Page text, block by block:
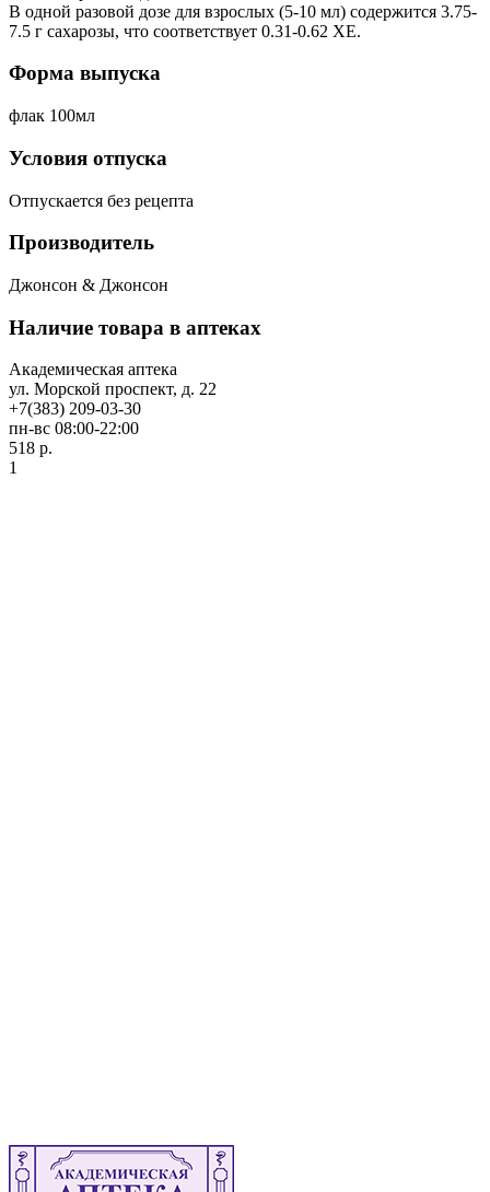
В одной разовой дозе для взрослых (5-10 мл) содержится 3.75-
7.5 г сахарозы, что соответствует 0.31-0.62 ХЕ.
Форма выпуска
флак 100мл
Условия отпуска
Отпускается без рецепта
Производитель
Джонсон & Джонсон
Наличие товара в аптеках
Академическая аптека
ул. Морской проспект, д. 22
+7(383) 209-03-30
пн-вс 08:00-22:00
518 р.
1